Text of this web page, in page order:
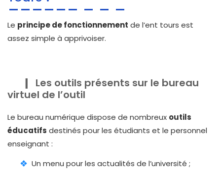
Le principe de fonctionnement de l’ent tours est
assez simple à apprivoiser.
Les outils présents sur le bureau
virtuel de l’outil
Le bureau numérique dispose de nombreux outils
éducatifs destinés pour les étudiants et le personnel
enseignant :
Un menu pour les actualités de l’université ;